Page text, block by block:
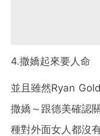
4.撒嬌起來要人命
並且雖然Ryan
撒嬌～跟德美確認
種對外面女人都沒